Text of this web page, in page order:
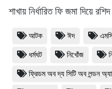
শাখায় নির্ধারিত ফি জমা দিয়ে
আটক ঈদ
ধর্মঘট নিখোঁজ
ফ্রিডম অব দ্য সিটি অব লন্ডন